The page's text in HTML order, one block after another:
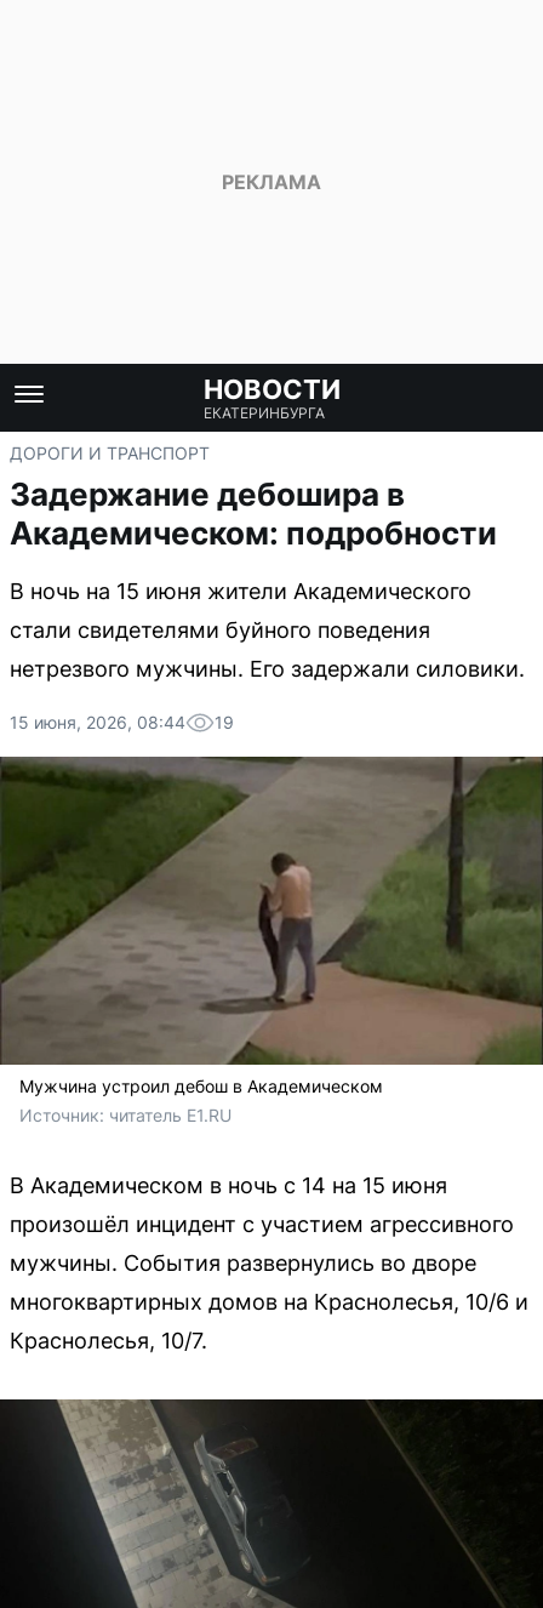
НОВОСТИ
ЕКАТЕРИНБУРГА
ДОРОГИ И ТРАНСПОРТ
Задержание дебошира в
Академическом: подробности
В ночь на 15 июня жители Академического
стали свидетелями буйного поведения
нетрезвого мужчины. Его задержали силовики.
15 июня, 2026, 08:44 19
Мужчина устроил дебош в Академическом
Источник: читатель E1.RU
В Академическом в ночь с 14 на 15 июня
произошёл инцидент с участием агрессивного
мужчины. События развернулись во дворе
многоквартирных домов на Краснолесья, 10/6 и
Краснолесья, 10/7.